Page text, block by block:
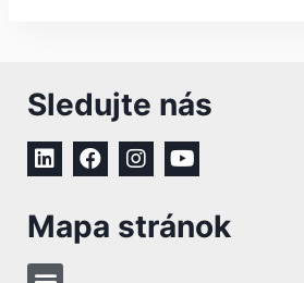
Sledujte nás
Mapa stránok